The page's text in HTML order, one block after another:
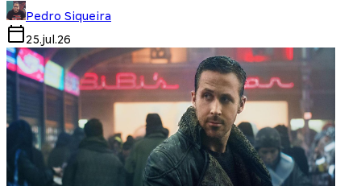
Pedro Siqueira
25.jul.26